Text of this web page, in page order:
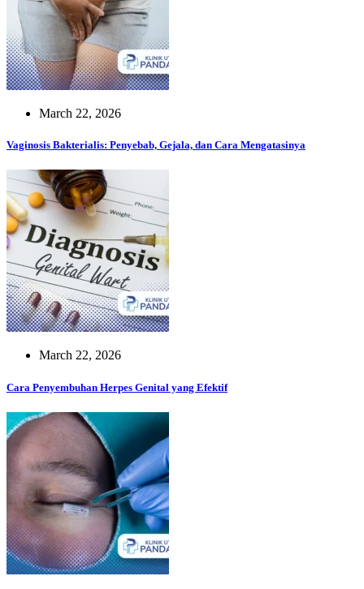
March 22, 2026
Vaginosis Bakterialis: Penyebab, Gejala, dan Cara Mengatasinya
March 22, 2026
Cara Penyembuhan Herpes Genital yang Efektif